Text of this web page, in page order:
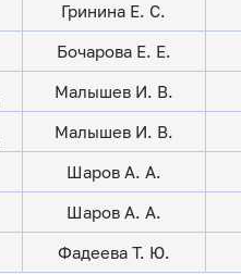
Гринина Е. С.
Бочарова Е. Е.
Малышев И. В.
Малышев И. В.
Шаров А. А.
Шаров А. А.
Фадеева Т. Ю.